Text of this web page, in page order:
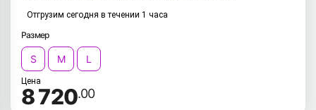
Отгрузим сегодня в течении 1 часа
Размер
S M L
Цена
8 720.00